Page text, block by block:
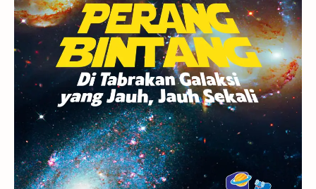
GBT 2018 UFO Advertorial
Astrofotografi
Stasiun Luar Angkasa Internasional
Gugus Bintang Menarik Dibaca
Venus Pluto Galaksi Kerdil